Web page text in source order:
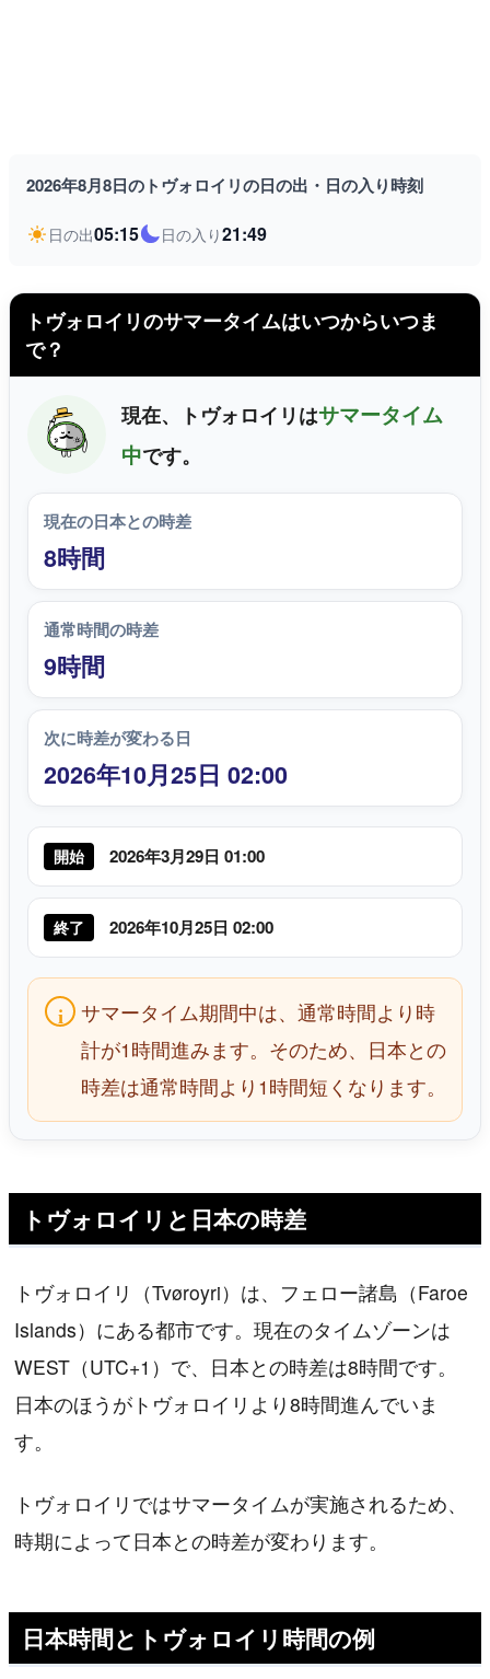
2026年8月8日のトヴォロイリの日の出・日の入り時刻
日の出05:15 日の入り21:49
トヴォロイリのサマータイムはいつからいつま
で？
現在、トヴォロイリはサマータイム
中です。
現在の日本との時差
8時間
通常時間の時差
9時間
次に時差が変わる日
2026年10月25日 02:00
開始 2026年3月29日 01:00
終了 2026年10月25日 02:00
サマータイム期間中は、通常時間より時
計が1時間進みます。そのため、日本との
時差は通常時間より1時間短くなります。
トヴォロイリと日本の時差
トヴォロイリ（Tvøroyri）は、フェロー諸島（Faroe
Islands）にある都市です。現在のタイムゾーンは
WEST（UTC+1）で、日本との時差は8時間です。
日本のほうがトヴォロイリより8時間進んでいま
す。
トヴォロイリではサマータイムが実施されるため、
時期によって日本との時差が変わります。
日本時間とトヴォロイリ時間の例